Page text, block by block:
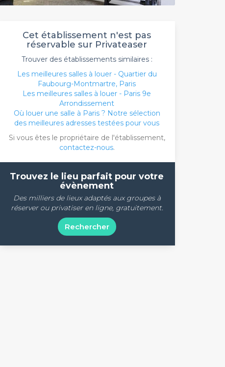
Cet établissement n'est pas
réservable sur Privateaser
Trouver des établissements similaires :
Les meilleures salles à louer - Quartier du
Faubourg-Montmartre, Paris
Les meilleures salles à louer - Paris 9e
Arrondissement
Où louer une salle à Paris ? Notre sélection
des meilleures adresses testées pour vous
Si vous êtes le propriétaire de l'établissement,
contactez-nous.
Trouvez le lieu parfait pour votre
évènement
Des milliers de lieux adaptés aux groupes à
réserver ou privatiser en ligne, gratuitement.
Rechercher